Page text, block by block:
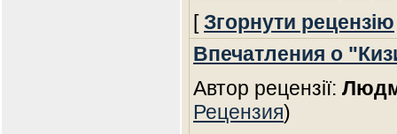
[Згорнути рецензію
Впечатления о
Автор рецензії:
Рецензия)